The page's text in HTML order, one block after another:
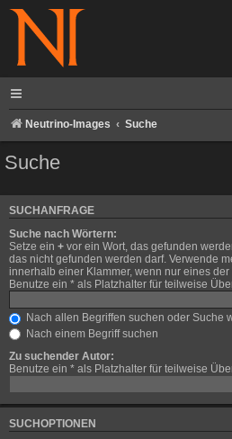
Neutrino-Images Suche
Suche
SUCHANFRAGE
Suche nach Wörtern:
Setze ein + vor ein Wort, das gefunden
das nicht gefunden werden darf. Verwende
innerhalb einer Klammer, wenn nur eines
Benutze ein * als Platzhalter für teilweise
Nach allen Begriffen suchen oder Suche
Nach einem Begriff suchen
Zu suchender Autor:
Benutze ein * als Platzhalter für teilweise
SUCHOPTIONEN